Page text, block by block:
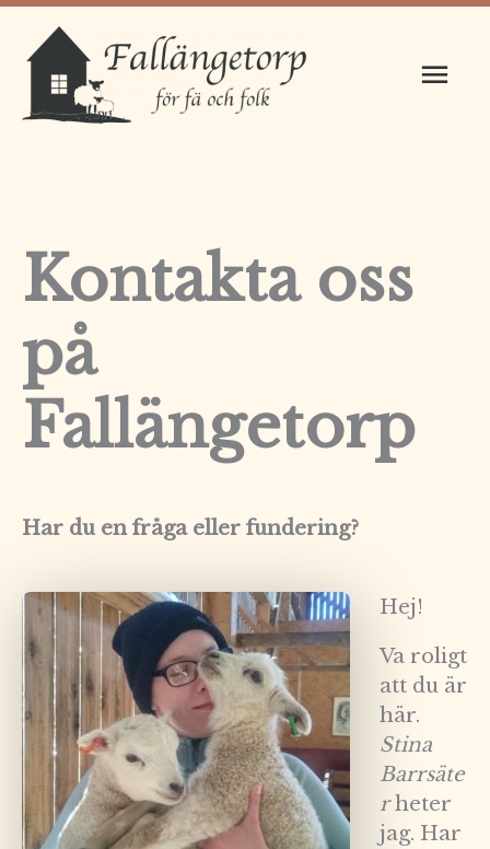
Hoppa
innehåll
Kontakta oss
på
Fallängetorp
Har du en fråga eller fundering?
Hej!
Va roligt
att du är
här.
Stina
Barrsäte
rheter
jag. Har